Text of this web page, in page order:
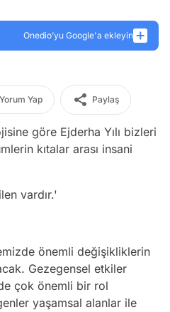
Onedio’yu Google'a ekleyin
Yorum Yap Paylaş
göre Ejderha Yılı bizleri
kıtalar arası insani
vardır.'
önemli değişikliklerin
Gezegensel etkiler
çok önemli bir rol
yaşamsal alanlar ile